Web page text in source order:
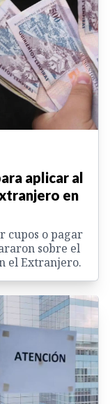
aplicar al
en
cupos o pagar
sobre el
el Extranjero.